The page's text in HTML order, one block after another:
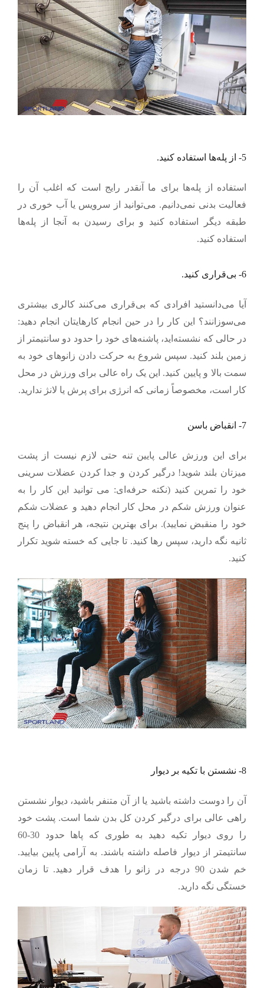
5- از پله‌ها استفاده کنید.
استفاده از پله‌ها برای ما آنقدر رایج است که اغلب آن را
فعالیت بدنی نمی‌دانیم. می‌توانید از سرویس یا آب خوری در
طبقه دیگر استفاده کنید و برای رسیدن به آنجا از پله‌ها
استفاده کنید.
6- بی‌قراری کنید.
آیا می‌دانستید افرادی که بی‌قراری می‌کنند کالری بیشتری
می‌سوزانند؟ این کار را در حین انجام کارهایتان انجام دهید:
در حالی که نشسته‌اید، پاشنه‌های خود را حدود دو سانتیمتر از
زمین بلند کنید. سپس شروع به حرکت دادن زانوهای خود به
سمت بالا و پایین کنید. این یک راه عالی برای ورزش در محل
کار است، مخصوصاً زمانی که انرژی برای پرش یا لانژ ندارید.
7- انقباض باسن
برای این ورزش عالی پایین تنه حتی لازم نیست از پشت
میزتان بلند شوید! درگیر کردن و جدا کردن عضلات سرینی
خود را تمرین کنید (نکته حرفه‌ای: می توانید این کار را به
عنوان ورزش شکم در محل کار انجام دهید و عضلات شکم
خود را منقبض نمایید). برای بهترین نتیجه، هر انقباض را پنج
ثانیه نگه دارید، سپس رها کنید. تا جایی که خسته شوید تکرار
کنید.
8- نشستن با تکیه بر دیوار
آن را دوست داشته باشید یا از آن متنفر باشید، دیوار نشستن
راهی عالی برای درگیر کردن کل بدن شما است. پشت خود
را روی دیوار تکیه دهید به طوری که پاها حدود 30-60
سانتیمتر از دیوار فاصله داشته باشند. به آرامی پایین بیایید.
خم شدن 90 درجه در زانو را هدف قرار دهید. تا زمان
خستگی نگه دارید.